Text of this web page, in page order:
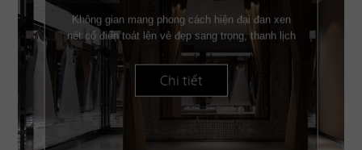
Không gian mang phong cách hiện đại đan xen
nét cổ điển toát lên vẻ đẹp sang trọng, thanh lịch
Chi tiết